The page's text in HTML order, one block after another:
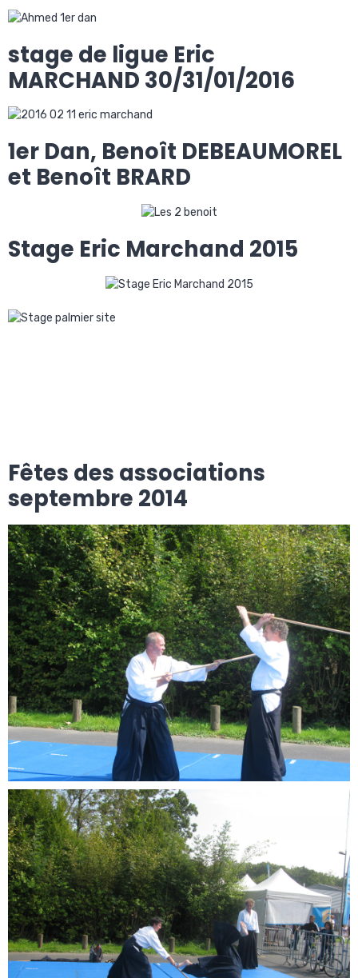
stage de ligue Eric
MARCHAND 30/31/01/2016
1er Dan, Benoît DEBEAUMOREL
et Benoît BRARD
Stage Eric Marchand 2015
Fêtes des associations
septembre 2014